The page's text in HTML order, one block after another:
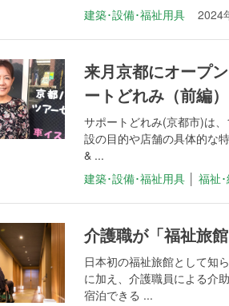
建築･設備･福祉用具
2024
来月京都にオープ
ートどれみ（前編）
サポートどれみ(京都市)は
設の目的や店舗の具体的な
& ...
建築･設備･福祉用具
福祉
介護職が「福祉旅
日本初の福祉旅館として知
に加え、介護職員による介
宿泊できる ...